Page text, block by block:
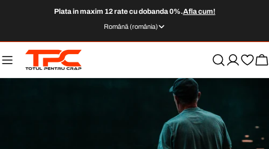
Plata in maxim 12 rate cu dobanda 0%.Afla cum!
L
I
Română (românia)